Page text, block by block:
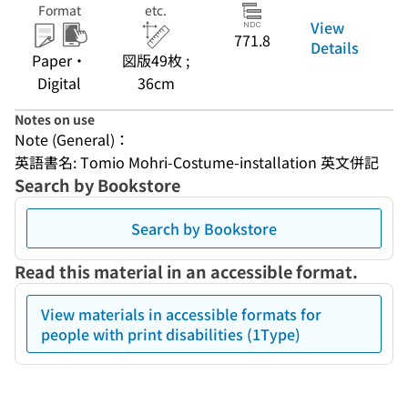
Format
Paper・
Digital
etc.
図版49枚 ;
36cm
771.8
View
Details
Notes on use
Note (General)：
英語書名: Tomio Mohri-Costume-installation 英文併記
Search by Bookstore
Search by Bookstore
Read this material in an accessible format.
View materials in accessible formats for
people with print disabilities (1Type)